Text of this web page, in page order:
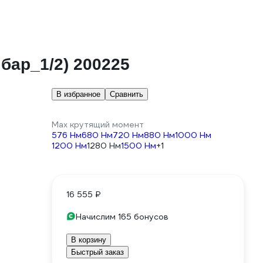
2) 200225
В избранное Сравнить
Max крутящий момент
576 Нм680 Нм720 Нм880 Нм1000 Нм
1200 Нм1280 Нм1500 Нм+1
16 555 ₽
Начислим 165 бонусов
В корзину
Быстрый заказ